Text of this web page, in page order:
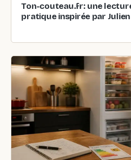
Ton-couteau.fr: une
pratique inspirée par Julien